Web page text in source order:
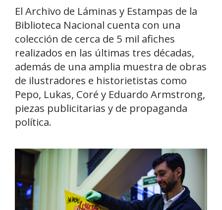
El Archivo de Láminas y Estampas de la
Biblioteca Nacional cuenta con una
colección de cerca de 5 mil afiches
realizados en las últimas tres décadas,
además de una amplia muestra de obras
de ilustradores e historietistas como
Pepo, Lukas, Coré y Eduardo Armstrong,
piezas publicitarias y de propaganda
política.